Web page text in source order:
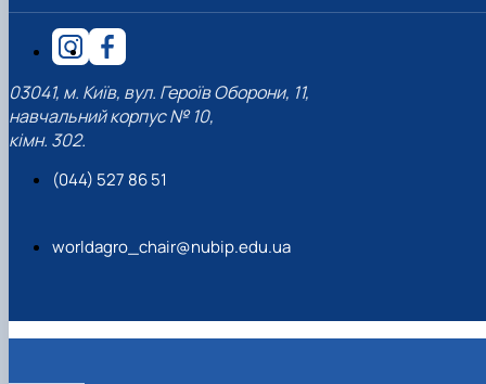
03041, м. Київ, вул. Героїв Оборони, 11,
навчальний корпус № 10,
кімн. 302.
(044) 527 86 51
worldagro_chair@nubip.edu.ua